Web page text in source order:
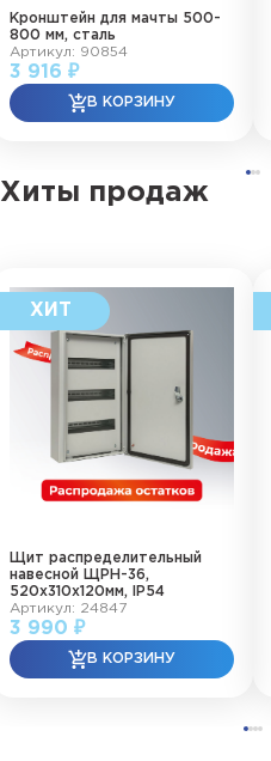
Кронштейн для мачты 500-
800 мм, сталь
Артикул: 90854
3 916 ₽
Хиты продаж
Щит распределительный
навесной ЩРН-36,
520х310х120мм, IP54
Артикул: 24847
3 990 ₽